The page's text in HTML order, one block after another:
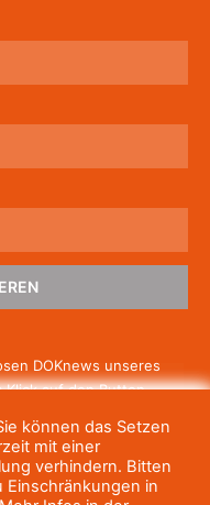
DOKnews unseres
Klick auf den Button
Wenn Sie unsere
wollen, können
können das Setzen
mit einer
verhindern. Bitten
Einschränkungen in